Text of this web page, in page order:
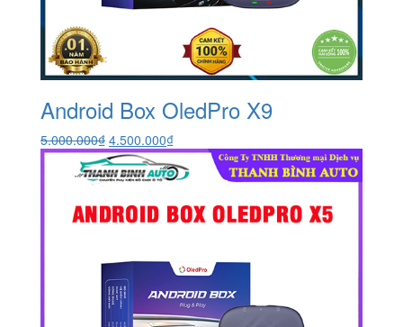
Android Box OledPro X9
5.000.000₫ Giá
gốc
là:
4.500.000₫Giá
hiện
tại
4.500.000₫.